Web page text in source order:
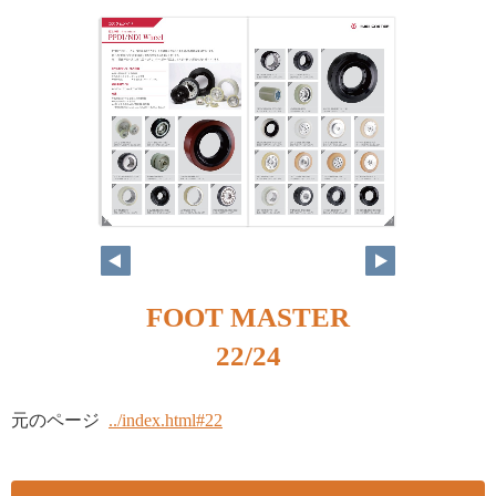
22 23
FOOT MASTER
22/24
元のページ ../index.html#22